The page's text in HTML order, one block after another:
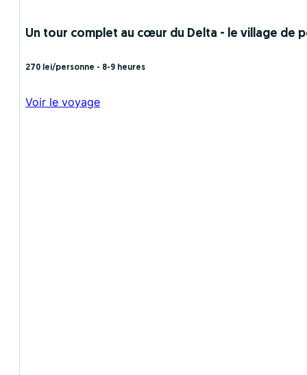
Un tour complet au cœur du Delta - le village de
270 lei/personne - 8-9 heures
Voir le voyage